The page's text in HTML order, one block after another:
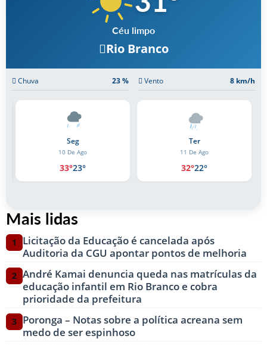
Céu limpo
Rio Branco
Chuva 23 % Vento 8 km/h
Ter
11 De Ago
32°22°
Qua
12 De Ago
34°21°
Mais lidas
1
Licitação da Educação é cancelada após
Auditoria da CGU apontar pontos de melhoria
2 André Kamai denuncia queda nas matrículas da
educação infantil em Rio Branco e cobra
prioridade da prefeitura
3 Poronga – Notas sobre a política acreana sem
medo de ser espinhoso